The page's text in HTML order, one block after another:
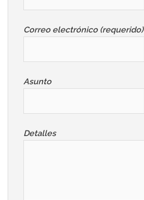
Correo electrónico (requerido)
Asunto
Detalles